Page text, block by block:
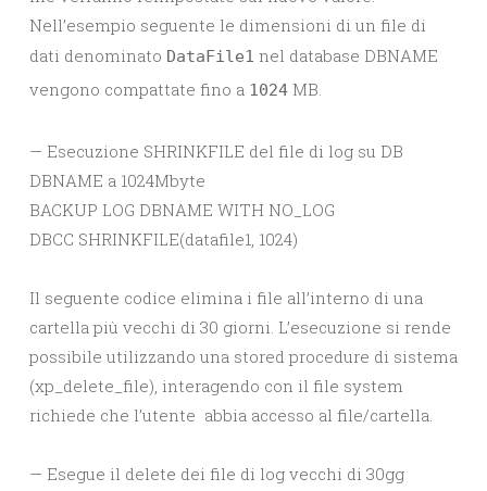
Nell’esempio seguente le dimensioni di un file di
dati denominato DataFile1 nel database DBNAME
vengono compattate fino a 1024 MB.
— Esecuzione SHRINKFILE del file di log su DB
DBNAME a 1024Mbyte
BACKUP LOG DBNAME WITH NO_LOG
DBCC SHRINKFILE(datafile1, 1024)
Il seguente codice elimina i file all’interno di una
cartella più vecchi di 30 giorni. L’esecuzione si rende
possibile utilizzando una stored procedure di sistema
(xp_delete_file), interagendo con il file system
richiede che l’utente abbia accesso al file/cartella.
— Esegue il delete dei file di log vecchi di 30gg